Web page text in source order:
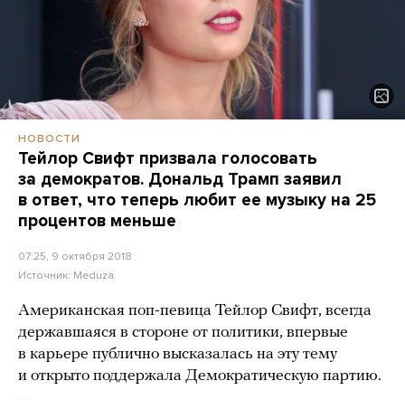
НОВОСТИ
Тейлор Свифт призвала голосовать
за демократов. Дональд Трамп заявил
в ответ, что теперь любит ее музыку на 25
процентов меньше
07:25, 9 октября 2018
Источник: Meduza
Американская поп-певица Тейлор Свифт, всегда
державшаяся в стороне от политики, впервые
в карьере публично высказалась на эту тему
и открыто поддержала Демократическую партию.